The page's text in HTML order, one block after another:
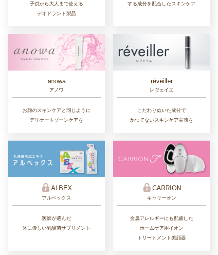
子供から大人まで使える
デオドラント製品
する成分を配合したスキンケア
anowa
アノワ
お顔のスキンケアと同じように
デリケートゾーンケアを
réveiller
レヴェイエ
こだわりぬいた成分で
かつてないスキンケア実感を
ALBEX
アルベックス
医師が選んだ
体に優しい乳酸菌サプリメント
CARRION
キャリーオン
金属アレルギーにも配慮した
ホームケア用イオン
トリートメント美顔器